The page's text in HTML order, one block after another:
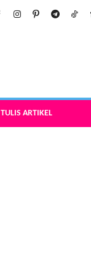
TULIS ARTIKEL